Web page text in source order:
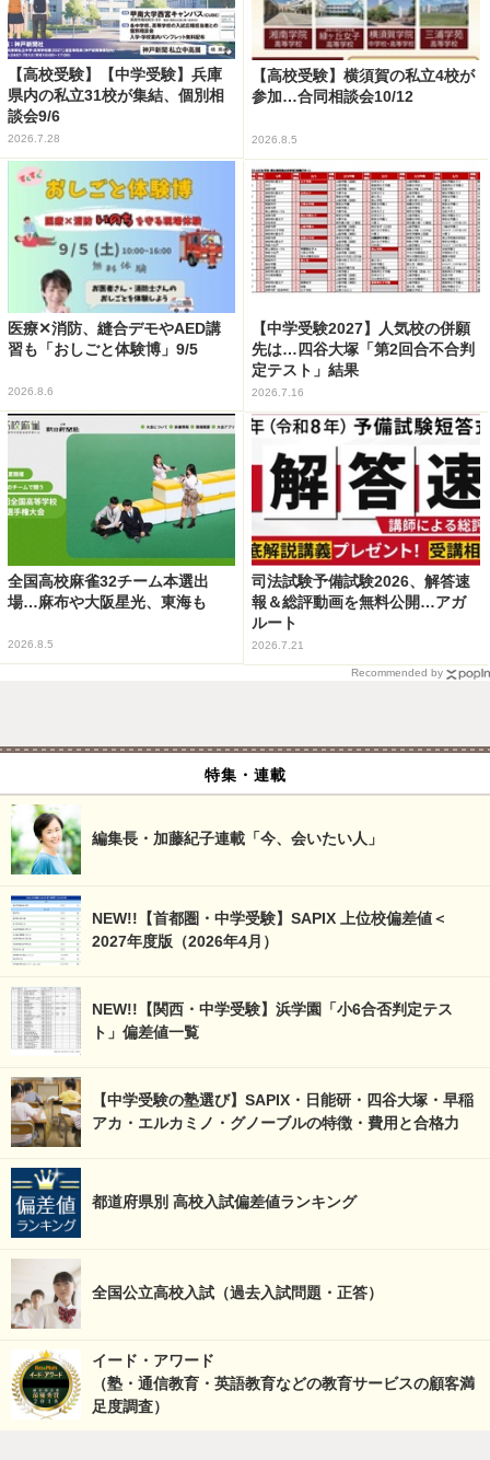
【高校受験】【中学受験】兵庫
県内の私立31校が集結、個別相
談会9/6
2026.7.28
【高校受験】横須賀の私立4校が
参加…合同相談会10/12
2026.8.5
医療✕消防、縫合デモやAED講
習も「おしごと体験博」9/5
2026.8.6
【中学受験2027】人気校の併願
先は…四谷大塚「第2回合不合判
定テスト」結果
2026.7.16
全国高校麻雀32チーム本選出
場…麻布や大阪星光、東海も
2026.8.5
司法試験予備試験2026、解答速
報＆総評動画を無料公開…アガ
ルート
2026.7.21
Recommended by
特集・連載
編集長・加藤紀子連載「今、会いたい人」
NEW!!【首都圏・中学受験】SAPIX 上位校偏差値＜
2027年度版（2026年4月）
NEW!!【関西・中学受験】浜学園「小6合否判定テス
ト」偏差値一覧
【中学受験の塾選び】SAPIX・日能研・四谷大塚・早稲
アカ・エルカミノ・グノーブルの特徴・費用と合格力
都道府県別 高校入試偏差値ランキング
全国公立高校入試（過去入試問題・正答）
イード・アワード
（塾・通信教育・英語教育などの教育サービスの顧客満
足度調査）